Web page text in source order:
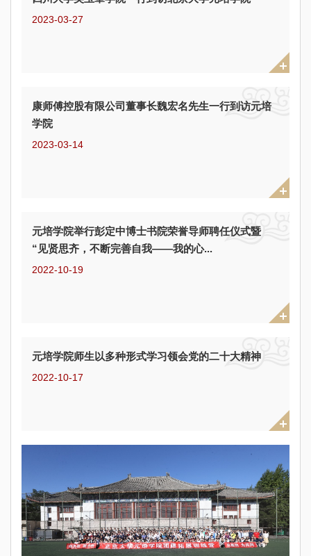
2023-03-27
康师傅控股有限公司董事长魏宏名先生一行到访元培
学院
2023-03-14
元培学院举行彭定中博士书院荣誉导师聘任仪式暨
“见贤思齐，不断完善自我——我的心...
2022-10-19
元培学院师生以多种形式学习领会党的二十大精神
2022-10-17